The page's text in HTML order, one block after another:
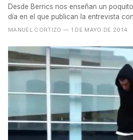
Desde Berrics nos enseñan un
día en el que publican la entrevista
MANUEL CORTIZO — 1 DE MAYO DE 2014